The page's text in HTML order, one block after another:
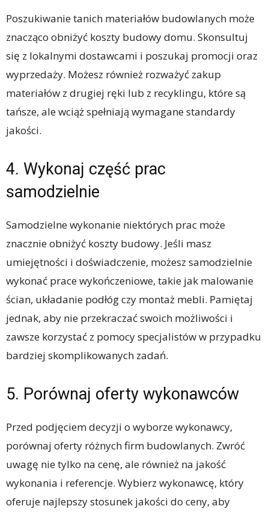
Poszukiwanie tanich materiałów budowlanych może
znacząco obniżyć koszty budowy domu. Skonsultuj
się z lokalnymi dostawcami i poszukaj promocji oraz
wyprzedaży. Możesz również rozważyć zakup
materiałów z drugiej ręki lub z recyklingu, które są
tańsze, ale wciąż spełniają wymagane standardy
jakości.
4. Wykonaj część prac
samodzielnie
Samodzielne wykonanie niektórych prac może
znacznie obniżyć koszty budowy. Jeśli masz
umiejętności i doświadczenie, możesz samodzielnie
wykonać prace wykończeniowe, takie jak malowanie
ścian, układanie podłóg czy montaż mebli. Pamiętaj
jednak, aby nie przekraczać swoich możliwości i
zawsze korzystać z pomocy specjalistów w przypadku
bardziej skomplikowanych zadań.
5. Porównaj oferty wykonawców
Przed podjęciem decyzji o wyborze wykonawcy,
porównaj oferty różnych firm budowlanych. Zwróć
uwagę nie tylko na cenę, ale również na jakość
wykonania i referencje. Wybierz wykonawcę, który
oferuje najlepszy stosunek jakości do ceny, aby